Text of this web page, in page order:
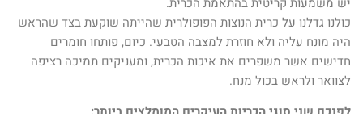
כולנו גדלנו על כרית הנוצות הפופולרית שהייתה שוקעת בצד שהראש
היה מונח עליה ולא חוזרת למצבה הטבעי. כיום, פותחו חומרים
חדישים אשר משפרים את איכות הכרית, ומעניקים תמיכה רציפה
לצוואר ולראש בכול מנח.